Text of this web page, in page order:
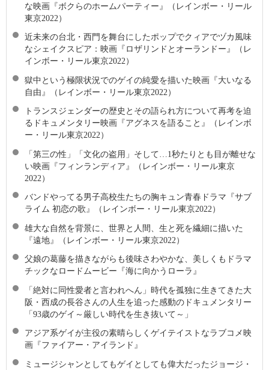
な映画『ボクらのホームパーティー』（レインボー・リール
東京2022）
近未来の台北・西門を舞台にしたポップでクィアでヅカ風味
なシェイクスピア：映画『ロザリンドとオーランドー』（レ
インボー・リール東京2022）
獄中という極限状況でのゲイの純愛を描いた映画『大いなる
自由』（レインボー・リール東京2022）
トランスジェンダーの歴史とその語られ方について再考を迫
るドキュメンタリー映画『アグネスを語ること』（レインボ
ー・リール東京2022）
「第三の性」「文化の盗用」そして…1秒たりとも目が離せな
い映画『フィンランディア』（レインボー・リール東京
2022）
バンドやってる男子高校生たちの胸キュン青春ドラマ『サブ
ライム 初恋の歌』（レインボー・リール東京2022）
雄大な自然を背景に、世界と人間、生と死を繊細に描いた
『遠地』（レインボー・リール東京2022）
父娘の葛藤を描きながらも後味さわやかな、美しくもドラマ
チックなロードムービー『海に向かうローラ』
「絶対に同性愛者と言われへん」時代を孤独に生きてきた大
阪・西成の長谷さんの人生を追った感動のドキュメンタリー
「93歳のゲイ～厳しい時代を生き抜いて～」
アジア系ゲイが主役の素晴らしくゲイテイストなラブコメ映
画『ファイアー・アイランド』
ミュージシャンとしてもゲイとしても偉大だったジョージ・